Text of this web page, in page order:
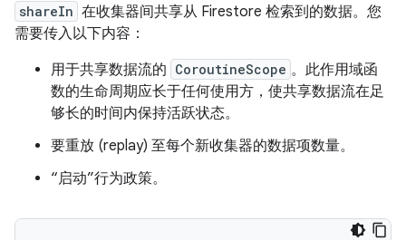
shareIn 在收集器间共享从 Firestore 检索到的数据。您
需要传入以下内容：
用于共享数据流的 CoroutineScope 。此作用域函
数的生命周期应长于任何使用方，使共享数据流在足
够长的时间内保持活跃状态。
要重放 (replay) 至每个新收集器的数据项数量。
“启动”行为政策。